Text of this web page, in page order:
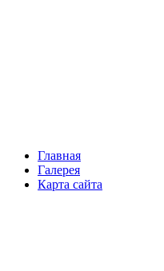
Главная
Галерея
Карта сайта